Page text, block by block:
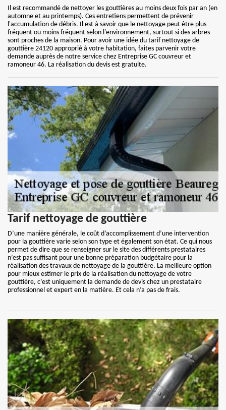
Il est recommandé de nettoyer les gouttières au moins deux fois par an (en
automne et au printemps). Ces entretiens permettent de prévenir
l'accumulation de débris. Il est à savoir que le nettoyage peut être plus
fréquent ou moins fréquent selon l'environnement, surtout si des arbres
sont proches de la maison. Pour avoir une idée du tarif nettoyage de
gouttière 24120 approprié à votre habitation, faites parvenir votre
demande auprès de notre service chez Entreprise GC couvreur et
ramoneur 46. La réalisation du devis est gratuite.
Tarif nettoyage de gouttière
D’une manière générale, le coût d’accomplissement d’une intervention
pour la gouttière varie selon son type et également son état. Ce qui nous
permet de dire que se renseigner sur le site des différents prestataires
n’est pas suffisant pour une bonne préparation budgétaire pour la
réalisation des travaux de nettoyage de la gouttière. La meilleure option
pour mieux estimer le prix de la réalisation du nettoyage de votre
gouttière, c’est uniquement la demande de devis chez un prestataire
professionnel et expert en la matière. Et cela n’a pas de frais.